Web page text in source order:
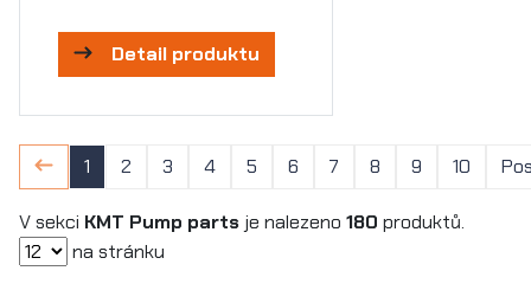
Detail produktu
1 2 3 4 5 6 7 8 9 10
V sekci KMT Pump parts je nalezeno 180 produktů.
na stránku